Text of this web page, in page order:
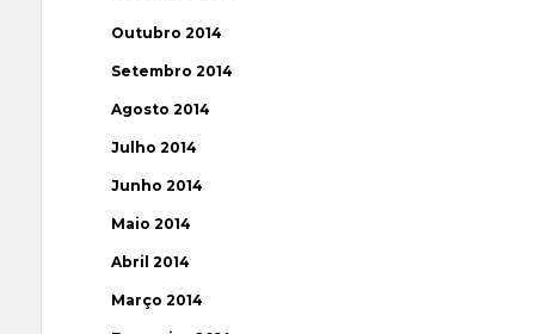
Outubro 2014
Setembro 2014
Agosto 2014
Julho 2014
Junho 2014
Maio 2014
Abril 2014
Março 2014